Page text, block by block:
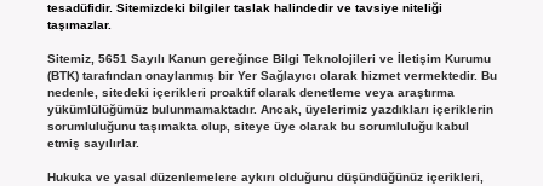
tesadüfidir. Sitemizdeki bilgiler taslak halindedir ve tavsiye niteliği
taşımazlar.
Sitemiz, 5651 Sayılı Kanun gereğince Bilgi Teknolojileri ve İletişim Kurumu
(BTK) tarafından onaylanmış bir Yer Sağlayıcı olarak hizmet vermektedir. Bu
nedenle, sitedeki içerikleri proaktif olarak denetleme veya araştırma
yükümlülüğümüz bulunmamaktadır. Ancak, üyelerimiz yazdıkları içeriklerin
sorumluluğunu taşımakta olup, siteye üye olarak bu sorumluluğu kabul
etmiş sayılırlar.
Hukuka ve yasal düzenlemelere aykırı olduğunu düşündüğünüz içerikleri,